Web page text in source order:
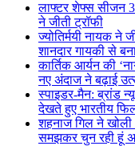
लाफ्टर शेफ्स सीजन
ने जीती ट्रॉफी
ज्योतिर्मयी नायक
शानदार गायकी से
कार्तिक आर्यन की
नए अंदाज ने बढ़ाई
स्पाइडर-मैन: ब्रांड
देखते हुए भारतीय
शहनाज गिल ने खोली
समझकर चुन रही हूं